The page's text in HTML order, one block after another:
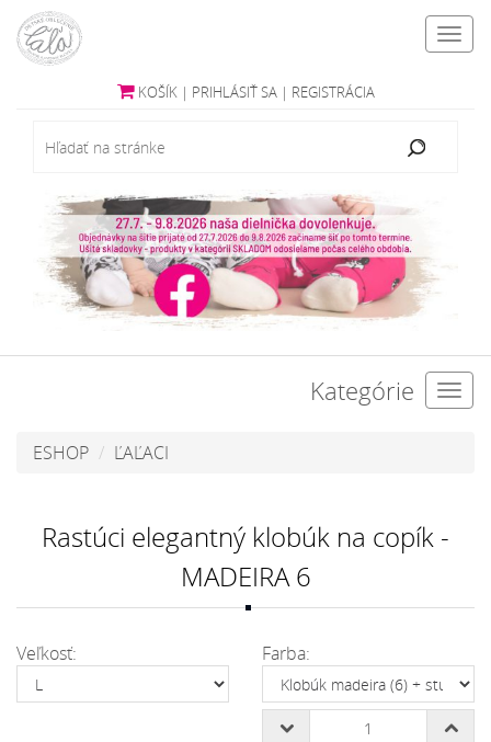
KOŠÍK | PRIHLÁSIŤ SA | REGISTRÁCIA
Kategórie
ESHOP ĽAĽACI
Rastúci elegantný klobúk na copík -
MADEIRA 6
Veľkosť: Farba: